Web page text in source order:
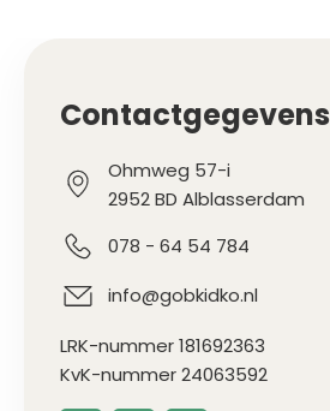
Contactgegevens
Ohmweg 57-i
2952 BD Alblasserdam
078 - 64 54 784
info@gobkidko.nl
LRK-nummer 181692363
KvK-nummer 24063592